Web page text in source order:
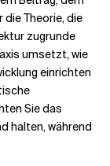
die Theorie, die
zugrunde
umsetzt, wie
einrichten
Sie das
halten, während